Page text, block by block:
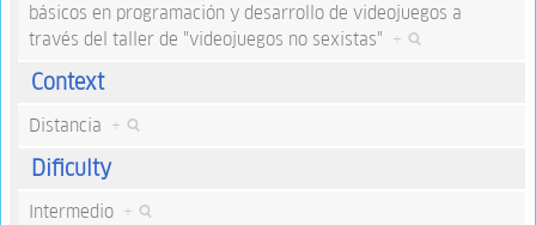
básicos en programación y desarrollo de videojuegos a
través del taller de "videojuegos no sexistas" +
Context
Distancia +
Dificulty
Intermedio +